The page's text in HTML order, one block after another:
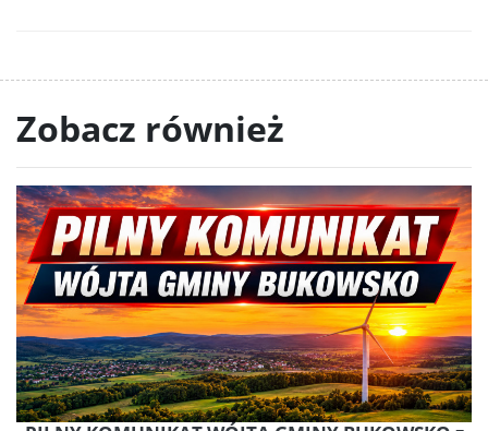
Zobacz również